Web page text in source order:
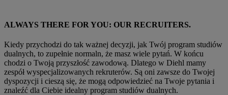
ALWAYS THERE FOR YOU: OUR RECRUITERS.
Kiedy przychodzi do tak ważnej decyzji, jak Twój program studiów
dualnych, to zupełnie normaln, że masz wiele pytań. W końcu
chodzi o Twoją przyszłość zawodową. Dlatego w Diehl mamy
zespół wyspecjalizowanych rekruterów. Są oni zawsze do Twojej
dyspozycji i cieszą się, że mogą odpowiedzieć na Twoje pytania i
znaleźć dla Ciebie idealny program studiów dualnych.